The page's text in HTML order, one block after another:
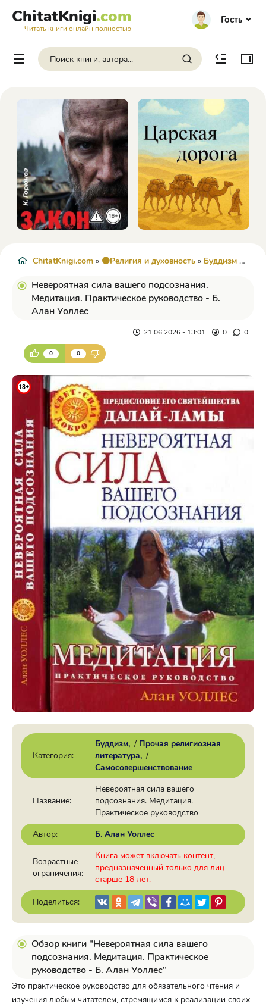
ChitatKnigi.com
Читать книги онлайн полностью
Гость
ChitatKnigi.com » 🟠Религия и духовность » Буддизм
Невероятная сила вашего подсознания.
Медитация. Практическое руководство - Б.
Алан Уоллес
21.06.2026 - 13:01 0 0
0 0
Категория:
Буддизм / Прочая религиозная
литература /
Самосовершенствование
Название:
Невероятная сила вашего
подсознания. Медитация.
Практическое руководство
Автор:
Б. Алан Уоллес
Возрастные
ограничения:
Книга может включать контент,
предназначенный только для лиц
старше 18 лет.
Поделиться:
Обзор книги "Невероятная сила вашего
подсознания. Медитация. Практическое
руководство - Б. Алан Уоллес"
Это практическое руководство для обязательного чтения и
изучения любым читателем, стремящимся к реализации своих